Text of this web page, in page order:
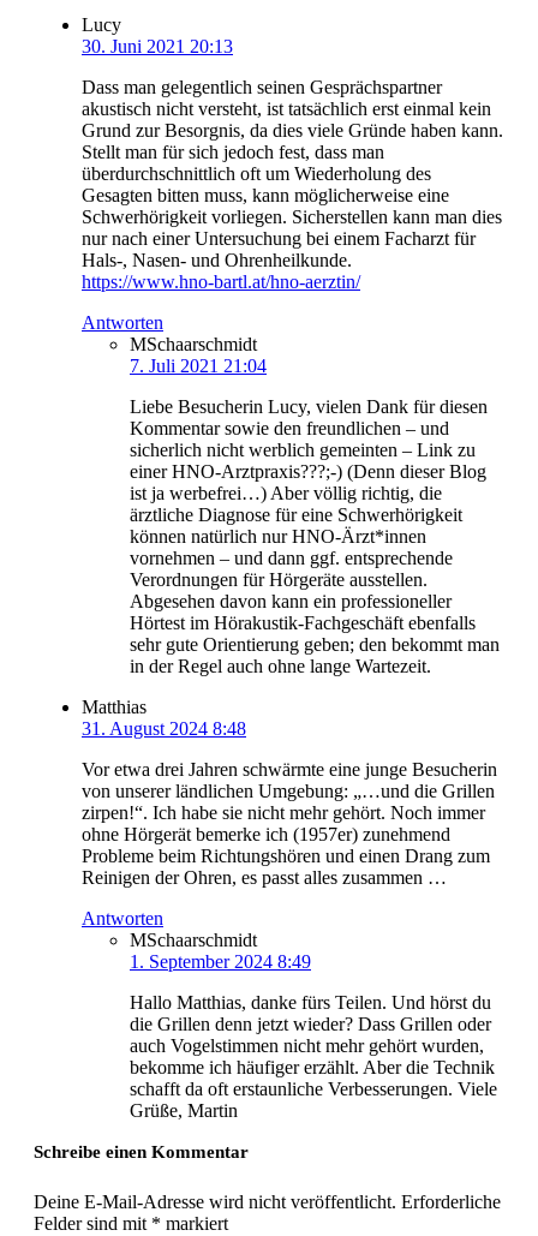
Lucy
30. Juni 2021 20:13
Dass man gelegentlich seinen Gesprächspartner
akustisch nicht versteht, ist tatsächlich erst einmal kein
Grund zur Besorgnis, da dies viele Gründe haben kann.
Stellt man für sich jedoch fest, dass man
überdurchschnittlich oft um Wiederholung des
Gesagten bitten muss, kann möglicherweise eine
Schwerhörigkeit vorliegen. Sicherstellen kann man dies
nur nach einer Untersuchung bei einem Facharzt für
Hals-, Nasen- und Ohrenheilkunde.
https://www.hno-bartl.at/hno-aerztin/
Antworten
MSchaarschmidt
7. Juli 2021 21:04
Liebe Besucherin Lucy, vielen Dank für diesen
Kommentar sowie den freundlichen – und
sicherlich nicht werblich gemeinten – Link zu
einer HNO-Arztpraxis???;-) (Denn dieser Blog
ist ja werbefrei…) Aber völlig richtig, die
ärztliche Diagnose für eine Schwerhörigkeit
können natürlich nur HNO-Ärzt*innen
vornehmen – und dann ggf. entsprechende
Verordnungen für Hörgeräte ausstellen.
Abgesehen davon kann ein professioneller
Hörtest im Hörakustik-Fachgeschäft ebenfalls
sehr gute Orientierung geben; den bekommt man
in der Regel auch ohne lange Wartezeit.
Matthias
31. August 2024 8:48
Vor etwa drei Jahren schwärmte eine junge Besucherin
von unserer ländlichen Umgebung: „…und die Grillen
zirpen!“. Ich habe sie nicht mehr gehört. Noch immer
ohne Hörgerät bemerke ich (1957er) zunehmend
Probleme beim Richtungshören und einen Drang zum
Reinigen der Ohren, es passt alles zusammen …
Antworten
MSchaarschmidt
1. September 2024 8:49
Hallo Matthias, danke fürs Teilen. Und hörst du
die Grillen denn jetzt wieder? Dass Grillen oder
auch Vogelstimmen nicht mehr gehört wurden,
bekomme ich häufiger erzählt. Aber die Technik
schafft da oft erstaunliche Verbesserungen. Viele
Grüße, Martin
Schreibe einen Kommentar
Deine E-Mail-Adresse wird nicht veröffentlicht. Erforderliche
Felder sind mit * markiert